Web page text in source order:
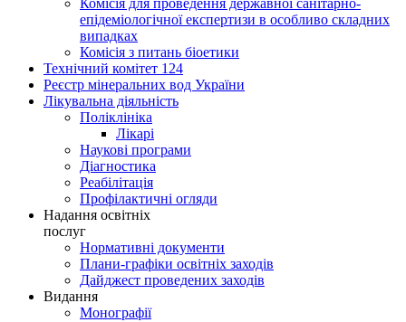
Комісія для проведення державної санітарно-
епідеміологічної експертизи в особливо складних
випадках
Комісія з питань біоетики
Технічний комітет 124
Реєстр мінеральних вод України
Лікувальна діяльність
Поліклініка
Лікарі
Наукові програми
Діагностика
Реабілітація
Профілактичні огляди
Надання освітніх
послуг
Нормативні документи
Плани-графіки освітніх заходів
Дайджест проведених заходів
Видання
Монографії